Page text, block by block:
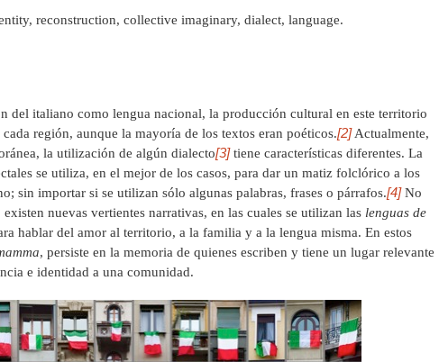
reconstruction, collective imaginary, dialect, language.
del italiano como lengua nacional, la producción cultural en este territorio
región, aunque la mayoría de los textos eran poéticos.[2]Actualmente,
la utilización de algún dialecto[3]tiene características diferentes. La
se utiliza, en el mejor de los casos, para dar un matiz folclórico a los
sin importar si se utilizan sólo algunas palabras, frases o párrafos.[4]No
existen nuevas vertientes narrativas, en las cuales se utilizan las lenguas de
hablar del amor al territorio, a la familia y a la lengua misma. En estos
, persiste en la memoria de quienes escriben y tiene un lugar relevante
e identidad a una comunidad.